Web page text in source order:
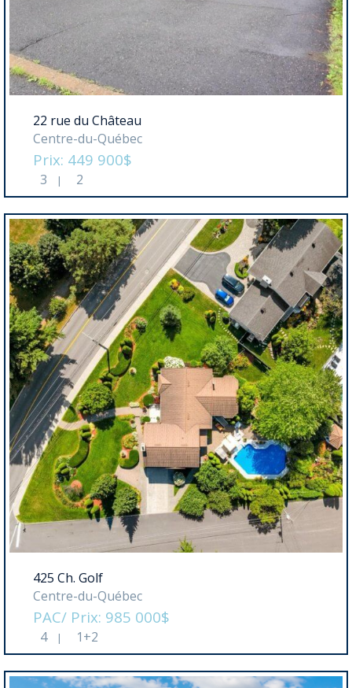
22 rue du Château
Centre-du-Québec
Prix: 449 900$
3 | 2
425 Ch. Golf
Centre-du-Québec
PAC/ Prix: 985 000$
4| 1+2